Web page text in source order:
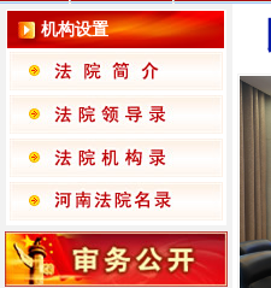
机构设置
·民权县人民法院 公务车辆报废